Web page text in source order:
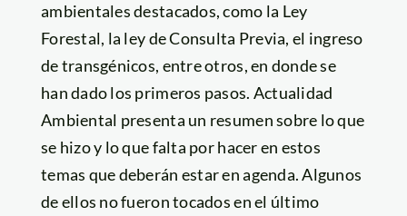
ambientales destacados, como la Ley
Forestal, la ley de Consulta Previa, el ingreso
de transgénicos, entre otros, en donde se
han dado los primeros pasos. Actualidad
Ambiental presenta un resumen sobre lo que
se hizo y lo que falta por hacer en estos
temas que deberán estar en agenda. Algunos
de ellos no fueron tocados en el último